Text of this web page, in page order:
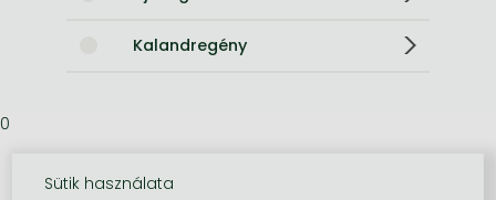
Kalandregény
0
Sütik használata